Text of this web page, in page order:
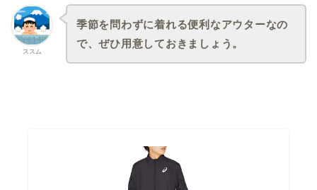
ススム
季節を問わずに着れる便利なアウターなの
で、ぜひ用意しておきましょう。